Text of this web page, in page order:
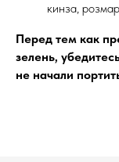
кинза,
Перед тем как
зелень,
не начали